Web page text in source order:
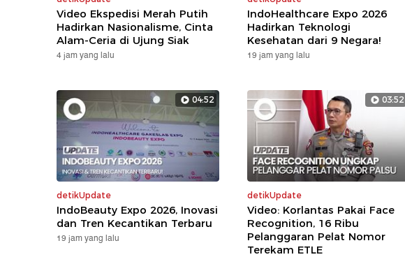
Video Ekspedisi Merah Putih
Hadirkan Nasionalisme, Cinta
Alam-Ceria di Ujung Siak
4 jam yang lalu
IndoHealthcare Expo 2026
Hadirkan Teknologi
Kesehatan dari 9 Negara!
19 jam yang lalu
04:52
detikUpdate
IndoBeauty Expo 2026, Inovasi
dan Tren Kecantikan Terbaru
19 jam yang lalu
03:52
detikUpdate
Video: Korlantas Pakai Face
Recognition, 16 Ribu
Pelanggaran Pelat Nomor
Terekam ETLE